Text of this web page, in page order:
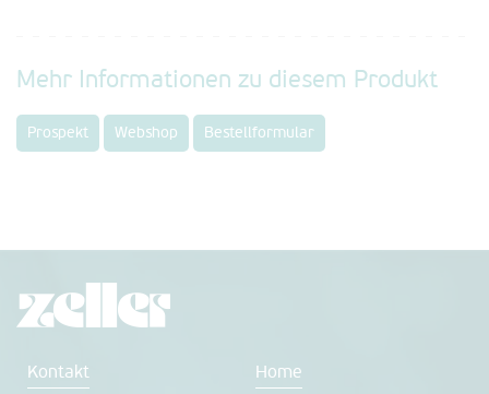
Mehr Informationen zu diesem Produkt
Prospekt Webshop Bestellformular
Kontakt Home